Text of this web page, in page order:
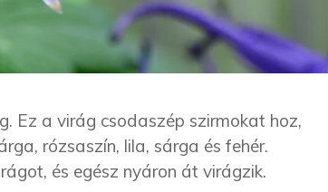
Ez a virág csodaszép szirmokat hoz,
rózsaszín, lila, sárga és fehér.
és egész nyáron át virágzik.